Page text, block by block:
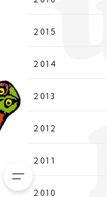
2015
2014
2013
2012
2011
2010